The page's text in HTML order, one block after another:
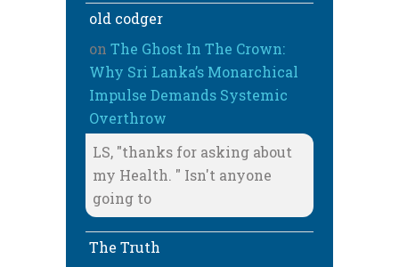
old codger
on The Ghost In The Crown:
Why Sri Lanka’s Monarchical
Impulse Demands Systemic
Overthrow
LS, "thanks for asking about
my Health. " Isn't anyone
going to
The Truth